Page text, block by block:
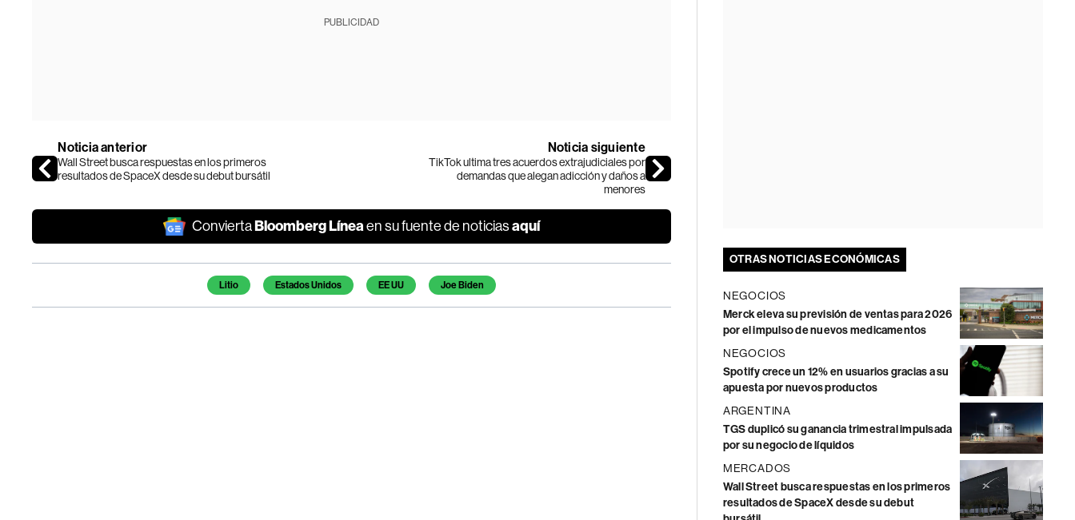
PUBLICIDAD
Noticia anterior
Wall Street busca respuestas en los primeros
resultados de SpaceX desde su debut bursátil
Noticia siguiente
TikTok ultima tres acuerdos extrajudiciales por
demandas que alegan adicción y daños a
menores
ConviertaBloomberg Líneaen su fuente de noticiasaquí
Litio Estados Unidos EE UU Joe Biden
OTRAS NOTICIAS ECONÓMICAS
NEGOCIOS
Merck eleva su previsión de ventas para 2026
por el impulso de nuevos medicamentos
NEGOCIOS
Spotify crece un 12% en usuarios gracias a su
apuesta por nuevos productos
ARGENTINA
TGS duplicó su ganancia trimestral impulsada
por su negocio de líquidos
MERCADOS
Wall Street busca respuestas en los primeros
resultados de SpaceX desde su debut